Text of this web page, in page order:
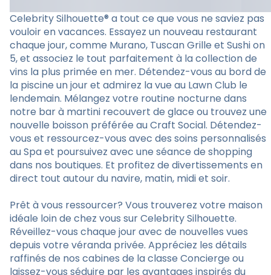
Celebrity Silhouette® a tout ce que vous ne saviez pas
vouloir en vacances. Essayez un nouveau restaurant
chaque jour, comme Murano, Tuscan Grille et Sushi on
5, et associez le tout parfaitement à la collection de
vins la plus primée en mer. Détendez-vous au bord de
la piscine un jour et admirez la vue au Lawn Club le
lendemain. Mélangez votre routine nocturne dans
notre bar à martini recouvert de glace ou trouvez une
nouvelle boisson préférée au Craft Social. Détendez-
vous et ressourcez-vous avec des soins personnalisés
au Spa et poursuivez avec une séance de shopping
dans nos boutiques. Et profitez de divertissements en
direct tout autour du navire, matin, midi et soir.
Prêt à vous ressourcer? Vous trouverez votre maison
idéale loin de chez vous sur Celebrity Silhouette.
Réveillez-vous chaque jour avec de nouvelles vues
depuis votre véranda privée. Appréciez les détails
raffinés de nos cabines de la classe Concierge ou
laissez-vous séduire par les avantages inspirés du